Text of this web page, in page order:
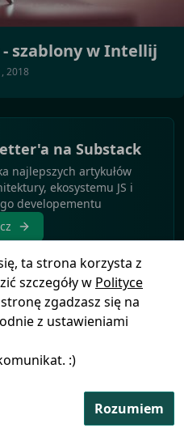
szablony w Intellij
2018
na Substack
najlepszych artykułów
ekosystemu JS i
developementu
ta strona korzysta z
szczegóły w Polityce
zgadzasz się na
z ustawieniami
:)
Rozumiem
byBlogIkony pochodzą z